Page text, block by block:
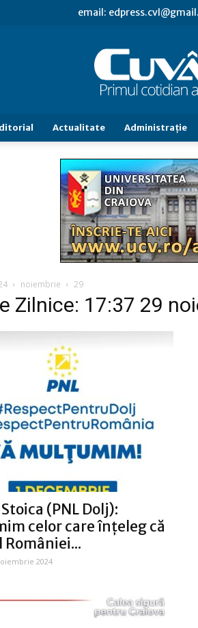
email:
Actualitate Administraţie
noiembrie 29
Zilnice: 17:37 29
(PNL Dolj):
celor care înțeleg că
2024